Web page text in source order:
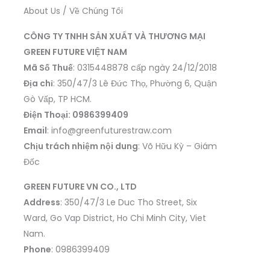
About Us / Về Chúng Tôi
CÔNG TY TNHH SẢN XUẤT VÀ THƯƠNG MẠI
GREEN FUTURE VIỆT NAM
Mã Số Thuế: 0315448878 cấp ngày 24/12/2018
Địa chỉ: 350/47/3 Lê Đức Thọ, Phường 6, Quận
Gò Vấp, TP HCM.
Điện Thoại: 0986399409
Email: info@greenfuturestraw.com
Chịu trách nhiệm nội dung: Võ Hữu Kỳ – Giám
Đốc
GREEN FUTURE VN CO., LTD
Address: 350/47/3 Le Duc Tho Street, Six
Ward, Go Vap District, Ho Chi Minh City, Viet
Nam.
Phone: 0986399409